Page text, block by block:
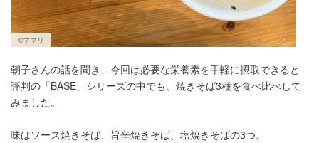
©ママリ
朝子さんの話を聞き、今回は必要な栄養素を手軽に摂取できると
評判の「BASE」シリーズの中でも、焼きそば3種を食べ比べして
みました。
味はソース焼きそば、旨辛焼きそば、塩焼きそばの3つ。